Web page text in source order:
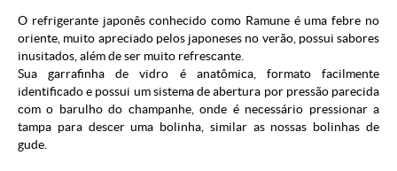
O refrigerante japonês conhecido como Ramune é uma febre no
oriente, muito apreciado pelos japoneses no verão, possui sabores
inusitados, além de ser muito refrescante.
Sua garrafinha de vidro é anatômica, formato facilmente
identificado e possui um sistema de abertura por pressão parecida
com o barulho do champanhe, onde é necessário pressionar a
tampa para descer uma bolinha, similar as nossas bolinhas de
gude.